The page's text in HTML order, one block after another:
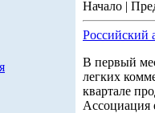
Начало |
Российский
В первый
легких
квартале
Ассоциация